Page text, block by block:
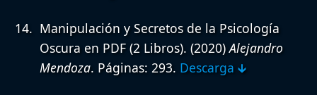
Manipulación y Secretos de la Psicología
Oscura en PDF (2 Libros). (2020)Alejandro
Mendoza. Páginas: 293. Descarga 🡳